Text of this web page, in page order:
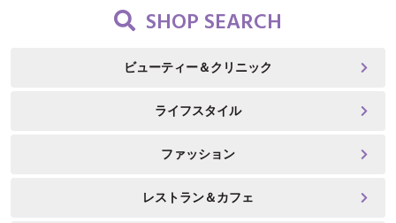
SHOP SEARCH
ビューティー＆クリニック
ライフスタイル
ファッション
レストラン＆カフェ